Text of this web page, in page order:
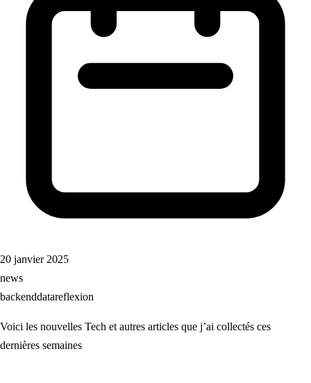
20 janvier 2025
news
backenddatareflexion
Voici les nouvelles Tech et autres articles que j’ai collectés ces
dernières semaines